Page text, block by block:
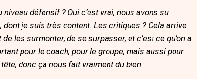
défensif ? Oui c’est vrai, nous avons su
je suis très content. Les critiques ? Cela arrive
les surmonter, de se surpasser, et c’est ce qu’on a
pour le coach, pour le groupe, mais aussi pour
donc ça nous fait vraiment du bien.